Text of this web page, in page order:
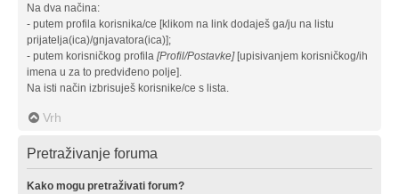
Na dva načina:
- putem profila korisnika/ce [klikom na link dodaješ ga/ju na listu
prijatelja(ica)/gnjavatora(ica)];
- putem korisničkog profila [Profil/Postavke][upisivanjem korisničkog/ih
imena u za to predviđeno polje].
Na isti način izbrisuješ korisnike/ce s lista.
Vrh
Pretraživanje foruma
Kako mogu pretraživati forum?